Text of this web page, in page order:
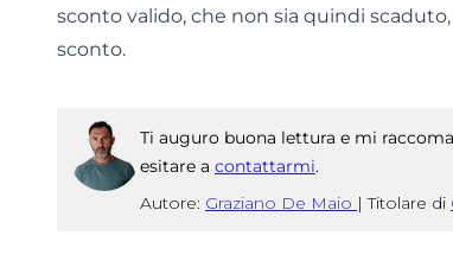
sconto valido, che non sia quindi
sconto.
Ti auguro buona lettura e mi
esitare a contattarmi.
Autore: Graziano De Maio | Titolare di